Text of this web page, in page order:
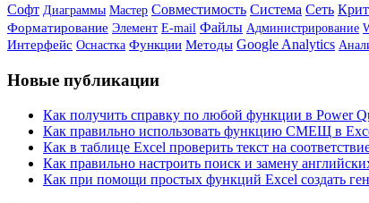
Софт Диаграммы Мастер Совместимость Система Сеть
Форматирование Элемент E-mail Файлы Администрирование
Интерфейс Оснастка Функции Методы Google Analytics
Новые публикации
Как получить справку по любой функции в Power
Как правильно использовать функцию СМЕЩ в
Как в таблице Excel проверить текст на
Как правильно настроить поиск и замену
Как при помощи простых функций Excel создать